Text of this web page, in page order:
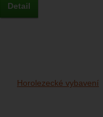
Detail
Horolezecké vybavení